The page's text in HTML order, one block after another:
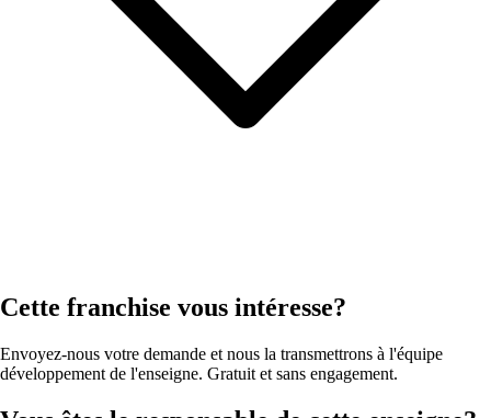
Cette franchise vous intéresse?
Envoyez-nous votre demande et nous la transmettrons à l'équipe
développement de l'enseigne. Gratuit et sans engagement.